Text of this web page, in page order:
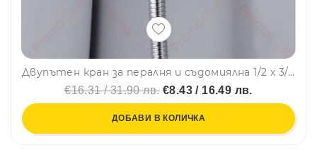
Двупътен кран за пералня и съдомиялна 1/2 х 3/8 х 1/2
€16.31 / 31.90 лв.€8.43 / 16.49 лв.
ДОБАВИ В КОЛИЧКА